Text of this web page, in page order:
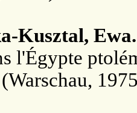
Kusztal, Ewa.
l'Égypte